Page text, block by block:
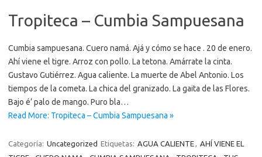
Tropiteca – Cumbia Sampuesana
Cumbia sampuesana. Cuero namá. Ajá y cómo se hace . 20 de enero.
Ahí viene el tigre. Arroz con pollo. La tetona. Amárrate la cinta.
Gustavo Gutiérrez. Agua caliente. La muerte de Abel Antonio. Los
tiempos de la cometa. La chica del granizado. La gaita de las Flores.
Bajo é’ palo de mango. Puro bla…
Read More: Tropiteca – Cumbia Sampuesana »
Categoría: Uncategorized Etiquetas: AGUA CALIENTE, AHÍ VIENE EL